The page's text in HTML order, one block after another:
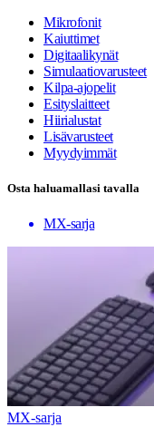
Mikrofonit
Kaiuttimet
Digitaalikynät
Simulaatiovarusteet
Kilpa-ajopelit
Esityslaitteet
Hiirialustat
Lisävarusteet
Myydyimmät
Osta haluamallasi tavalla
MX-sarja
MX-sarja